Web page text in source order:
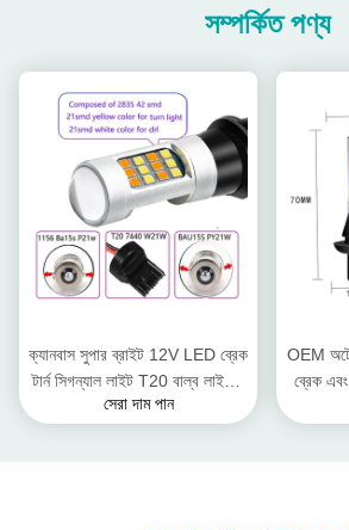
সম্পর্কিত পণ্য
ক্যানবাস সুপার ব্রাইট 12V LED ব্রেক
টার্ন সিগন্যাল লাইট T20 বাল্ব লাইসেন্স
প্লেট লাইট
সেরা দাম পান
OEM
ব্রেক এবং
7443